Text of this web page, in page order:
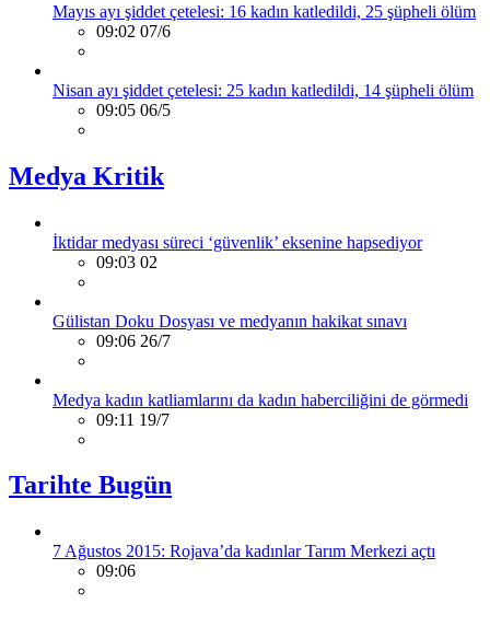
Mayıs ayı şiddet çetelesi: 16 kadın katledildi, 25 şüpheli ölüm
09:02 07/6
Nisan ayı şiddet çetelesi: 25 kadın katledildi, 14 şüpheli ölüm
09:05 06/5
Medya Kritik
İktidar medyası süreci ‘güvenlik’ eksenine hapsediyor
09:03 02
Gülistan Doku Dosyası ve medyanın hakikat sınavı
09:06 26/7
Medya kadın katliamlarını da kadın haberciliğini de görmedi
09:11 19/7
Tarihte Bugün
7 Ağustos 2015: Rojava’da kadınlar Tarım Merkezi açtı
09:06